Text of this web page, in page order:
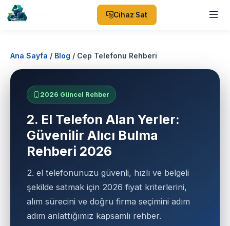
Cihaz Sat
Ana Sayfa / Blog / Cep Telefonu Rehberi
2026 Güncel Rehber
2. El Telefon Alan Yerler:
Güvenilir Alıcı Bulma
Rehberi 2026
2. el telefonunuzu güvenli, hızlı ve belgeli
şekilde satmak için 2026 fiyat kriterlerini,
alım sürecini ve doğru firma seçimini adım
adım anlattığımız kapsamlı rehber.